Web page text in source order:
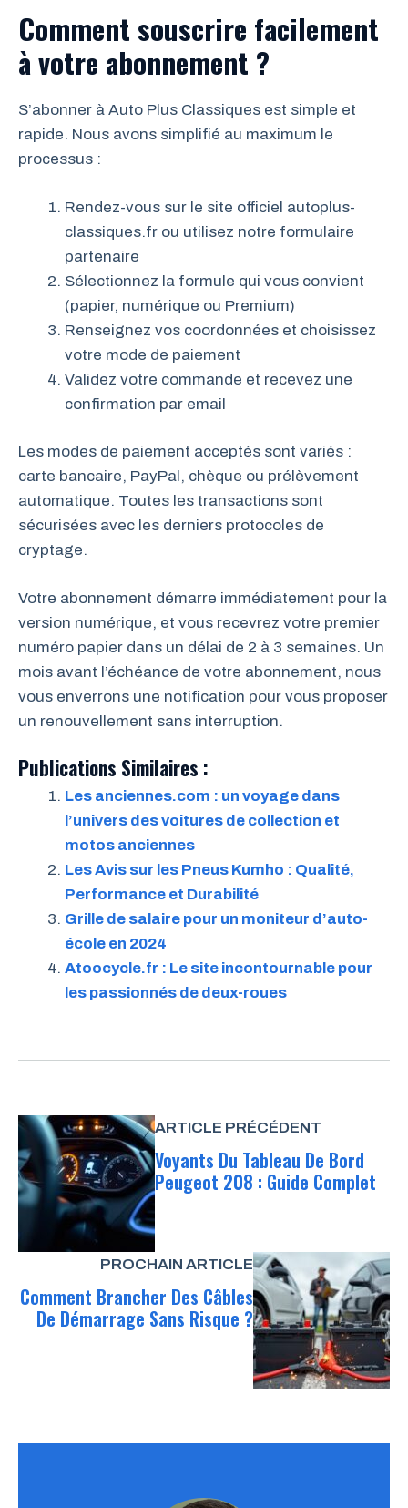
Comment souscrire facilement
à votre abonnement ?
S’abonner à Auto Plus Classiques est simple et
rapide. Nous avons simplifié au maximum le
processus :
Rendez-vous sur le site officiel autoplus-
classiques.fr ou utilisez notre formulaire
partenaire
Sélectionnez la formule qui vous convient
(papier, numérique ou Premium)
Renseignez vos coordonnées et choisissez
votre mode de paiement
Validez votre commande et recevez une
confirmation par email
Les modes de paiement acceptés sont variés :
carte bancaire, PayPal, chèque ou prélèvement
automatique. Toutes les transactions sont
sécurisées avec les derniers protocoles de
cryptage.
Votre abonnement démarre immédiatement pour la
version numérique, et vous recevrez votre premier
numéro papier dans un délai de 2 à 3 semaines. Un
mois avant l’échéance de votre abonnement, nous
vous enverrons une notification pour vous proposer
un renouvellement sans interruption.
Publications Similaires :
Les anciennes.com : un voyage dans
l’univers des voitures de collection et
motos anciennes
Les Avis sur les Pneus Kumho : Qualité,
Performance et Durabilité
Grille de salaire pour un moniteur d’auto-
école en 2024
Atoocycle.fr : Le site incontournable pour
les passionnés de deux-roues
ARTICLE PRÉCÉDENT
Voyants Du Tableau De Bord
Peugeot 208 : Guide Complet
PROCHAIN ARTICLE
Comment Brancher Des Câbles
De Démarrage Sans Risque ?